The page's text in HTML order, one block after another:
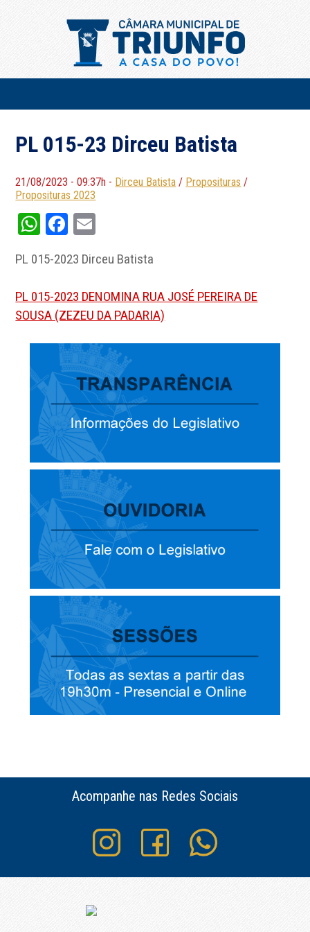
PL 015-23 Dirceu Batista
21/08/2023 - 09:37h - Dirceu Batista / Proposituras /
Proposituras 2023
WhatsApp
Facebook
PL 015-2023 Dirceu Batista
PL 015-2023 DENOMINA RUA JOSÉ PEREIRA DE
SOUSA (ZEZEU DA PADARIA)
Acompanhe nas Redes Sociais